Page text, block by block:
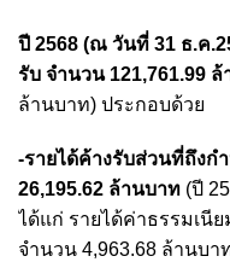
ปี 2568 (ณ วันที่ 31 ธ.ค
รับ จำนวน 121,761.99
ล้านบาท) ประกอบด้วย
-รายได้ค้างรับส่วนที่ถึงก
26,195.62 ล้านบาท (ปี
ได้แก่ รายได้ค่าธรรมเนี
จำนวน 4,963.68 ล้านบ